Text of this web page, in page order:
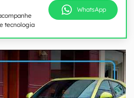
tecnologia
WhatsApp